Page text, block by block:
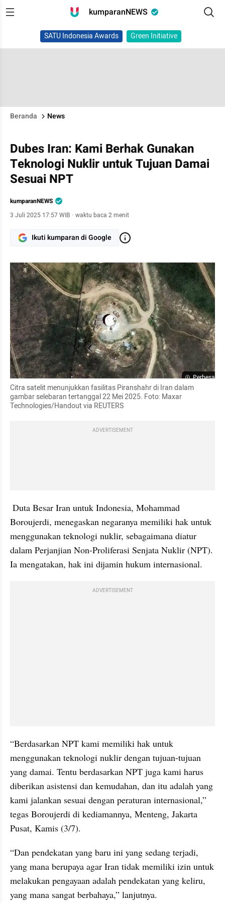
kumparanNEWS
SATU Indonesia Awards Green Initiative
Beranda News
Dubes Iran: Kami Berhak Gunakan
Teknologi Nuklir untuk Tujuan Damai
Sesuai NPT
kumparanNEWS
3 Juli 2025 17:57 WIB · waktu baca 2 menit
Ikuti kumparan di Google
Perbesar
Citra satelit menunjukkan fasilitas Piranshahr di Iran dalam
gambar selebaran tertanggal 22 Mei 2025. Foto: Maxar
Technologies/Handout via REUTERS
ADVERTISEMENT
Boroujerdi, menegaskan negaranya memiliki hak untuk
menggunakan teknologi nuklir, sebagaimana diatur
dalam Perjanjian Non-Proliferasi Senjata Nuklir (NPT).
Ia mengatakan, hak ini dijamin hukum internasional.
ADVERTISEMENT
“Berdasarkan NPT kami memiliki hak untuk
menggunakan teknologi nuklir dengan tujuan-tujuan
yang damai. Tentu berdasarkan NPT juga kami harus
diberikan asistensi dan kemudahan, dan itu adalah yang
kami jalankan sesuai dengan peraturan internasional,”
tegas Boroujerdi di kediamannya, Menteng, Jakarta
Pusat, Kamis (3/7).
“Dan pendekatan yang baru ini yang sedang terjadi,
yang mana berupaya agar Iran tidak memiliki izin untuk
melakukan pengayaan adalah pendekatan yang keliru,
yang mana sangat berbahaya,” lanjutnya.